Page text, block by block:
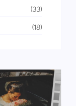
(33)
(18)